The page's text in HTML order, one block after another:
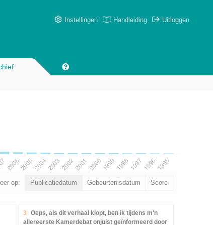
Instellingen Handleiding Uitloggen
op: Publicatiedatum Gebeurtenisdatum Score
3 Oeps, als dit verhaal klopt, ben ik tijdens m'n
allereerste Kamerdebat onjuist geïnformeerd door